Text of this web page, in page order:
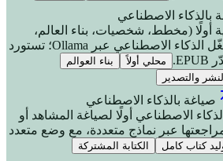
بالذكاء الاصطناعي
أولًا (مخطط، شخصيات، بناء العالم،
مدقق الاتساق) تشغّل الذكاء الاصطناعي عبر Ollama؛ تستورد
محلي أولاً
بناء العوالم
النشر والتصدير
صياغة بالذكاء الاصطناعي
الاصطناعي أولًا لصياغة المشاهد أو
عبر نماذج متعددة، مع وضع متعدد
كتاب كامل الكتابة المشتركة